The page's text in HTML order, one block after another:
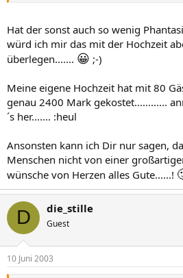
Hat der sonst auch so wenig
würd ich mir das mit der Hochzeit
überlegen....... 😀 ;-)
Meine eigene Hochzeit hat mit 80
genau 2400 Mark gekostet............
´s her....... :heul
Ansonsten kann ich Dir nur sagen,
Menschen nicht von einer
wünsche von Herzen alles Gute......!
D die_stille
Guest
10 Juni 2003